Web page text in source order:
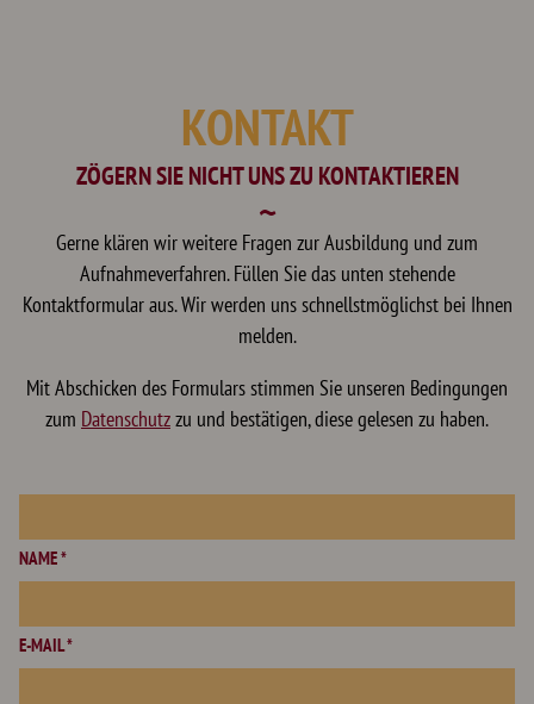
KONTAKT
ZÖGERN SIE NICHT UNS ZU KONTAKTIEREN
Gerne klären wir weitere Fragen zur Ausbildung und zum
Aufnahmeverfahren. Füllen Sie das unten stehende
Kontaktformular aus. Wir werden uns schnellstmöglichst bei Ihnen
melden.
Mit Abschicken des Formulars stimmen Sie unseren Bedingungen
zum Datenschutzzu und bestätigen, diese gelesen zu haben.
NAME *
E-MAIL *